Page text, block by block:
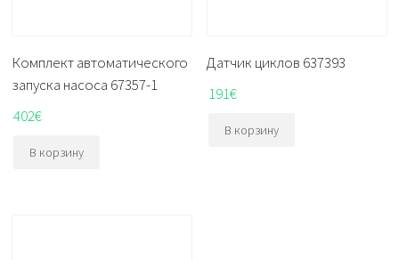
Комплект автоматического
запуска насоса 67357-1
402€
В корзину
Датчик циклов 637393
191€
В корзину